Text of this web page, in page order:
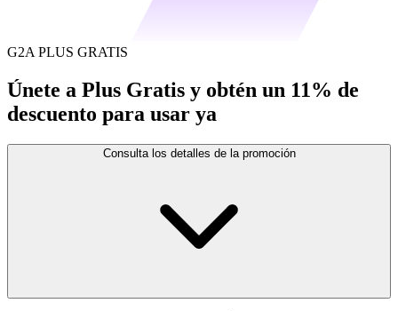
G2A PLUS GRATIS
Únete a Plus Gratis y obtén un 11% de
descuento para usar ya
Consulta los detalles de la promoción